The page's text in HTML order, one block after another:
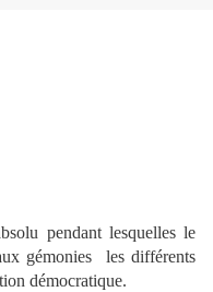
pendant lesquelles le
gémonies les différents
démocratique.